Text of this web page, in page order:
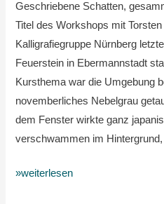
Geschriebene Schatten,
Titel des Workshops mit
Kalligrafiegruppe Nürnberg
Feuerstein in Ebermannstadt
Kursthema war die Umgebung
novemberliches Nebelgrau
dem Fenster wirkte ganz
verschwammen im
»weiterlesen